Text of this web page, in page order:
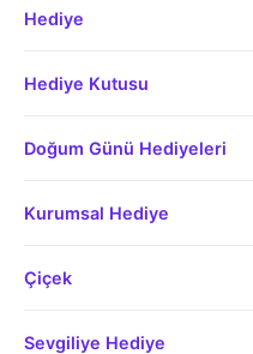
Hediye
Hediye Kutusu
Doğum Günü Hediyeleri
Kurumsal Hediye
Çiçek
Sevgiliye Hediye